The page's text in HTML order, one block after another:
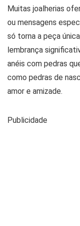
Muitas joalherias
ou mensagens
só torna a peça
lembrança
anéis com pedras
como pedras de
amor e amizade.
Publicidade